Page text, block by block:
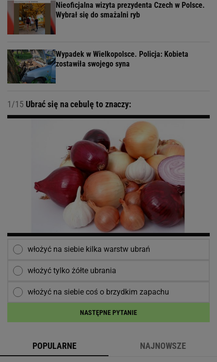
Nieoficjalna wizyta prezydenta Czech w Polsce.
Wybrał się do smażalni ryb
Wypadek w Wielkopolsce. Policja: Kobieta
zostawiła swojego syna
1/15 Ubrać się na cebulę to znaczy:
włożyć na siebie kilka warstw ubrań
włożyć tylko żółte ubrania
włożyć na siebie coś o brzydkim zapachu
NASTĘPNE PYTANIE
POPULARNE NAJNOWSZE